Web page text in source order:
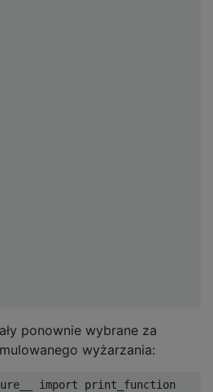
ponownie wybrane za
wyżarzania:
import